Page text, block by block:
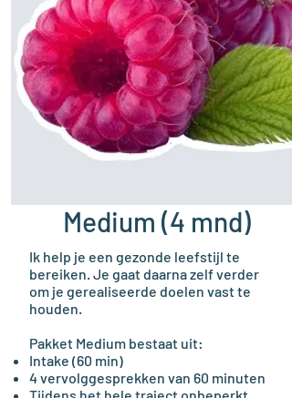
Medium (4 mnd)
Ik help je een gezonde leefstijl te
bereiken. Je gaat daarna zelf verder
om je gerealiseerde doelen vast te
houden.
Pakket Medium bestaat uit:
Intake (60 min)
4 vervolggesprekken van 60 minuten